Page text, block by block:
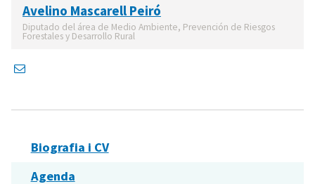
Avelino Mascarell Peiró
Diputado del área de Medio Ambiente, Prevención de Riesgos
Forestales y Desarrollo Rural
Biografia i CV
Agenda